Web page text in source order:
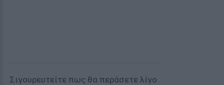
Σιγουρευτείτε πως θα περάσετε λίγο